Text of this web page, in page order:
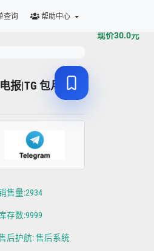
查询 帮助中心
现价30.0元
报|TG 包月VIEW
售量:2934
存数:9999
后护航: 售后系统